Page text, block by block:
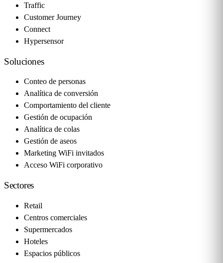
Traffic
Customer Journey
Connect
Hypersensor
Soluciones
Conteo de personas
Analítica de conversión
Comportamiento del cliente
Gestión de ocupación
Analítica de colas
Gestión de aseos
Marketing WiFi invitados
Acceso WiFi corporativo
Sectores
Retail
Centros comerciales
Supermercados
Hoteles
Espacios públicos